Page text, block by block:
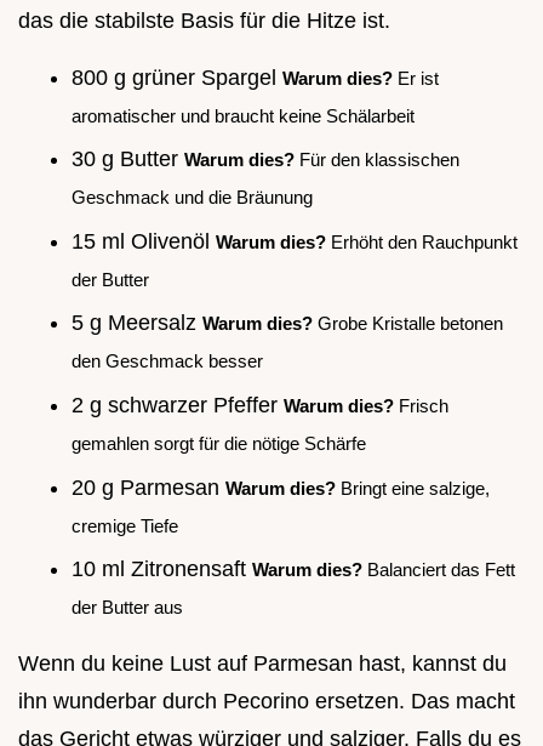
das die stabilste Basis für die Hitze ist.
800 g grüner Spargel Warum dies? Er ist
aromatischer und braucht keine Schälarbeit
30 g Butter Warum dies? Für den klassischen
Geschmack und die Bräunung
15 ml Olivenöl Warum dies? Erhöht den Rauchpunkt
der Butter
5 g Meersalz Warum dies? Grobe Kristalle betonen
den Geschmack besser
2 g schwarzer Pfeffer Warum dies? Frisch
gemahlen sorgt für die nötige Schärfe
20 g Parmesan Warum dies? Bringt eine salzige,
cremige Tiefe
10 ml Zitronensaft Warum dies? Balanciert das Fett
der Butter aus
Wenn du keine Lust auf Parmesan hast, kannst du
ihn wunderbar durch Pecorino ersetzen. Das macht
das Gericht etwas würziger und salziger. Falls du es